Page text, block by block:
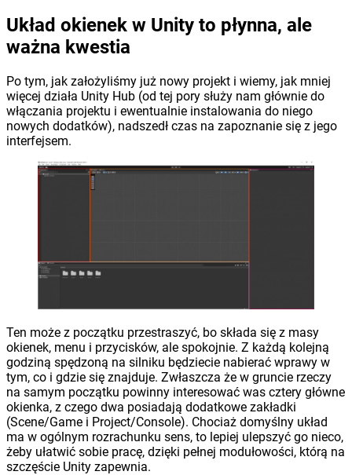
Układ okienek w Unity to płynna, ale
ważna kwestia
Po tym, jak założyliśmy już nowy projekt i wiemy, jak mniej
więcej działa Unity Hub (od tej pory służy nam głównie do
włączania projektu i ewentualnie instalowania do niego
nowych dodatków), nadszedł czas na zapoznanie się z jego
interfejsem.
Ten może z początku przestraszyć, bo składa się z masy
okienek, menu i przycisków, ale spokojnie. Z każdą kolejną
godziną spędzoną na silniku będziecie nabierać wprawy w
tym, co i gdzie się znajduje. Zwłaszcza że w gruncie rzeczy
na samym początku powinny interesować was cztery główne
okienka, z czego dwa posiadają dodatkowe zakładki
(Scene/Game i Project/Console). Chociaż domyślny układ
ma w ogólnym rozrachunku sens, to lepiej ulepszyć go nieco,
żeby ułatwić sobie pracę, dzięki pełnej modułowości, którą na
szczęście Unity zapewnia.